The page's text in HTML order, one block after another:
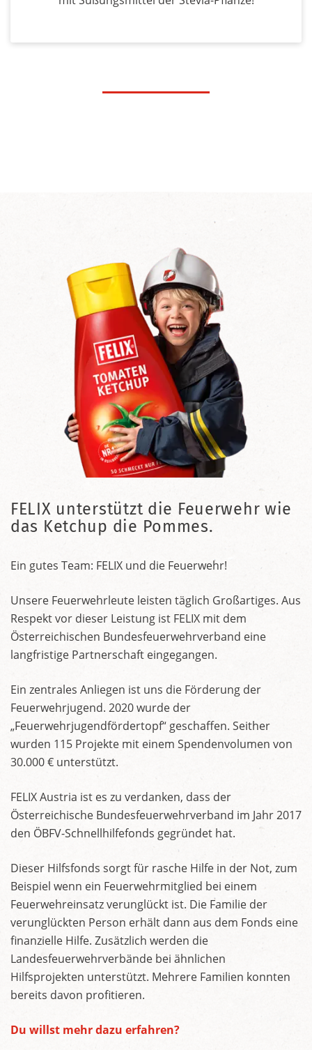
FELIX unterstützt die Feuerwehr wie
das Ketchup die Pommes.
Ein gutes Team: FELIX und die Feuerwehr!
Unsere Feuerwehrleute leisten täglich Großartiges. Aus
Respekt vor dieser Leistung ist FELIX mit dem
Österreichischen Bundesfeuerwehrverband eine
langfristige Partnerschaft eingegangen.
Ein zentrales Anliegen ist uns die Förderung der
Feuerwehrjugend. 2020 wurde der
„Feuerwehrjugendfördertopf“ geschaffen. Seither
wurden 115 Projekte mit einem Spendenvolumen von
30.000 € unterstützt.
FELIX Austria ist es zu verdanken, dass der
Österreichische Bundesfeuerwehrverband im Jahr 2017
den ÖBFV-Schnellhilfefonds gegründet hat.
Dieser Hilfsfonds sorgt für rasche Hilfe in der Not, zum
Beispiel wenn ein Feuerwehrmitglied bei einem
Feuerwehreinsatz verunglückt ist. Die Familie der
verunglückten Person erhält dann aus dem Fonds eine
finanzielle Hilfe. Zusätzlich werden die
Landesfeuerwehrverbände bei ähnlichen
Hilfsprojekten unterstützt. Mehrere Familien konnten
bereits davon profitieren.
Du willst mehr dazu erfahren?